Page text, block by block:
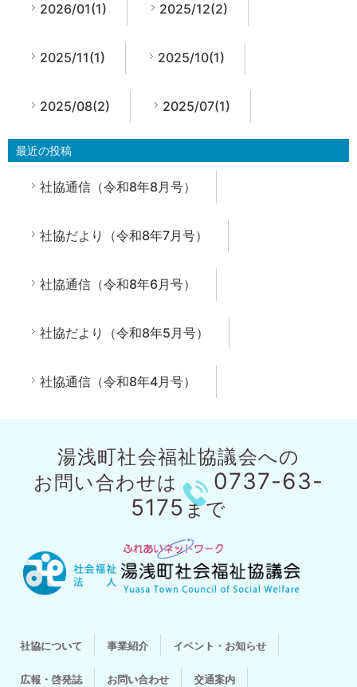
2026/01(1) 2025/12(2)
2025/11(1) 2025/10(1)
2025/08(2) 2025/07(1)
最近の投稿
社協通信（令和8年8月号）
社協だより（令和8年7月号）
社協通信（令和8年6月号）
社協だより（令和8年5月号）
社協通信（令和8年4月号）
湯浅町社会福祉協議会への
お問い合わせは
0737-63-
5175 まで
社協について 事業紹介 イベント・お知らせ
広報・啓発誌 お問い合わせ 交通案内